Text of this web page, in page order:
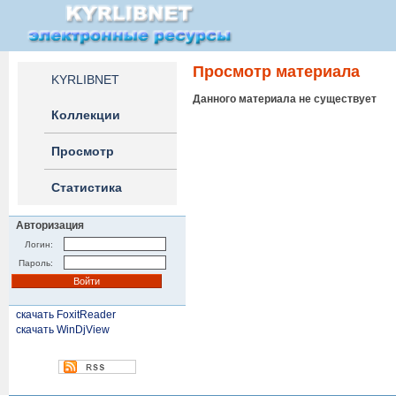
KYRLIBNET
Коллекции
Просмотр
Статистика
Авторизация
Логин:
Пароль:
скачать FoxitReader
скачать WinDjView
Просмотр материала
Данного материала не существует